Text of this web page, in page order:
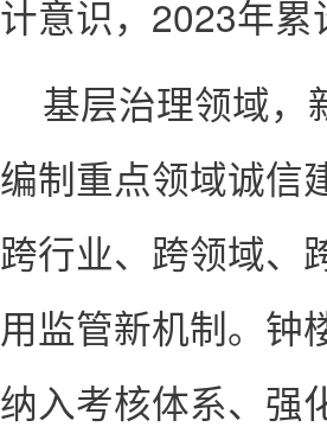
计意识，2023年
基层治理领域，
编制重点领域诚信
跨行业、跨领域、
用监管新机制。钟
纳入考核体系、强